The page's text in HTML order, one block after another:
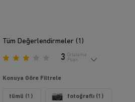
Tüm Değerlendirmeler (1 )
3 Ortalama
Puan
Konuya Göre Filtrele
tümü (1) fotoğraflı (1)